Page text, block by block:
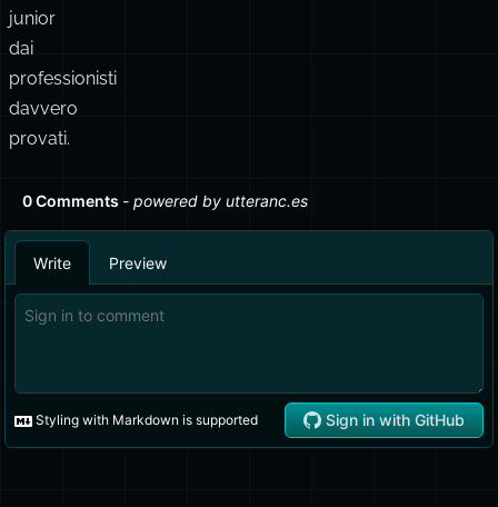
junior
dai
professionisti
davvero
provati.